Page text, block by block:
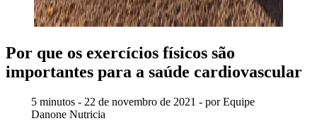
Por que os exercícios físicos são
importantes para a saúde cardiovascular
5 minutos - 22 de novembro de 2021 - por Equipe
Danone Nutricia